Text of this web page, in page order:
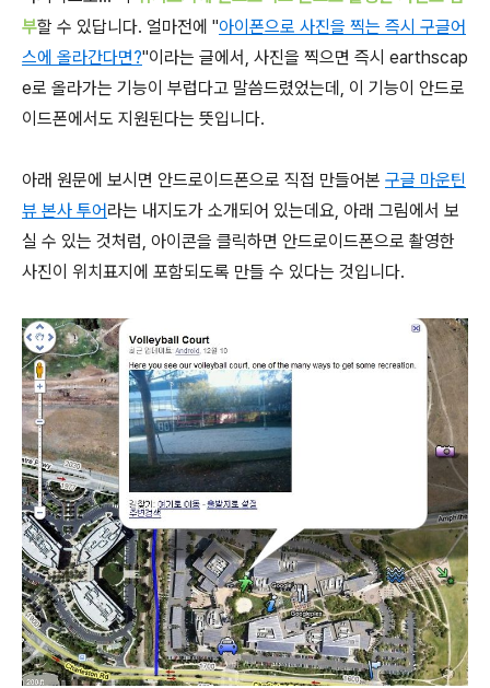
부할 수 있답니다. 얼마전에 "아이폰으로 사진을 찍는 즉시 구글어
스에 올라간다면?"이라는 글에서, 사진을 찍으면 즉시 earthscap
e로 올라가는 기능이 부럽다고 말씀드렸었는데, 이 기능이 안드로
이드폰에서도 지원된다는 뜻입니다.
아래 원문에 보시면 안드로이드폰으로 직접 만들어본 구글 마운틴
뷰 본사 투어라는 내지도가 소개되어 있는데요, 아래 그림에서 보
실 수 있는 것처럼, 아이콘을 클릭하면 안드로이드폰으로 촬영한
사진이 위치표지에 포함되도록 만들 수 있다는 것입니다.